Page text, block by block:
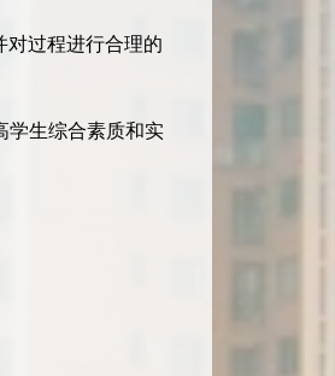
对过程进行合理的
学生综合素质和实